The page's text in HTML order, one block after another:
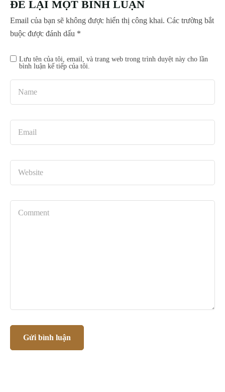
ĐỂ LẠI MỘT BÌNH LUẬN
Email của bạn sẽ không được hiển thị công khai. Các trường bắt
buộc được đánh dấu *
Lưu tên của tôi, email, và trang web trong trình duyệt này cho lần
bình luận kế tiếp của tôi.